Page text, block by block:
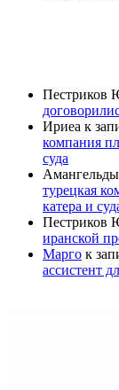
Пестриков
Ириеа к
компания
суда
Амангельды
турецкая
катера и
Пестриков
иранской
Марго к
ассистент